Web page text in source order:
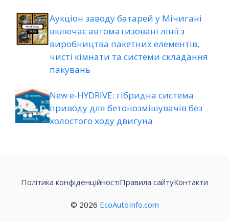
Аукціон заводу батарей у Мічигані
включає автоматизовані лінії з
виробництва пакетних елементів,
чисті кімнати та системи складання
пакувань
New e-HYDRIVE: гібридна система
приводу для бетонозмішувачів без
холостого ходу двигуна
© 2026 EcoAutoInfo.com
Політика конфіденційностіПравила сайтуКонтакти